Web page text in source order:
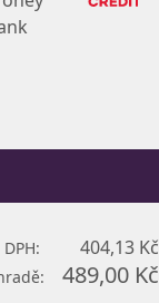
404,13 Kč
489,00 Kč